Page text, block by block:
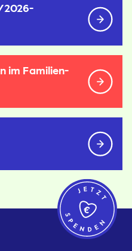
2026-
im Familien­­